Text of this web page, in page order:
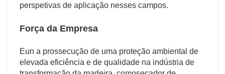
perspetivas de aplicação nesses campos.
Força da Empresa
Eun a prossecução de uma proteção ambiental de
elevada eficiência e de qualidade na indústria de